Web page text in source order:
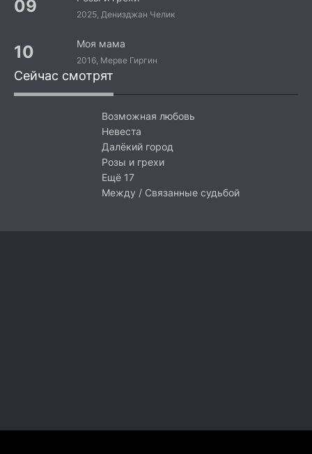
2025, Денизджан Челик
Моя мама
2016, Мерве Гиргин
Сейчас смотрят
Возможная любовь
Невеста
Далёкий город
Розы и грехи
Ещё 17
Между / Связанные судьбой